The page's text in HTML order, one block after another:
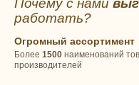
Почему с нами
работать?
Огромный ассортимент
Более 1500 наименований
производителей